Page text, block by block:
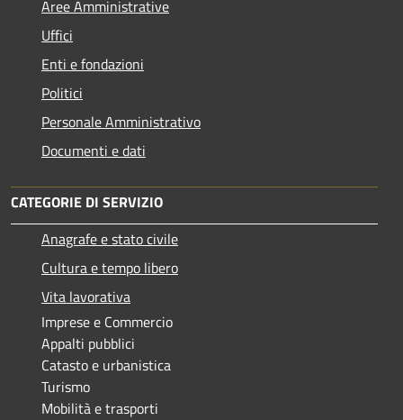
Aree Amministrative
Uffici
Enti e fondazioni
Politici
Personale Amministrativo
Documenti e dati
CATEGORIE DI SERVIZIO
Anagrafe e stato civile
Cultura e tempo libero
Vita lavorativa
Imprese e Commercio
Appalti pubblici
Catasto e urbanistica
Turismo
Mobilità e trasporti